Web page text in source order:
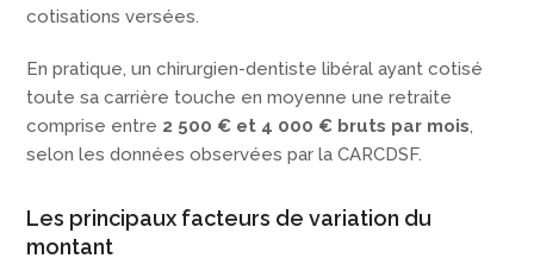
cotisations versées.
En pratique, un chirurgien-dentiste libéral ayant cotisé
toute sa carrière touche en moyenne une retraite
comprise entre 2 500 € et 4 000 € bruts par mois,
selon les données observées par la CARCDSF.
Les principaux facteurs de variation du
montant